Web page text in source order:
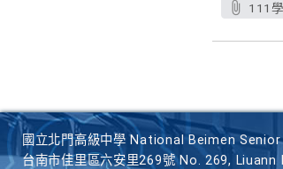
111
國立北門高級中學 National Beimen
台南市佳里區六安里269號 No. 269,